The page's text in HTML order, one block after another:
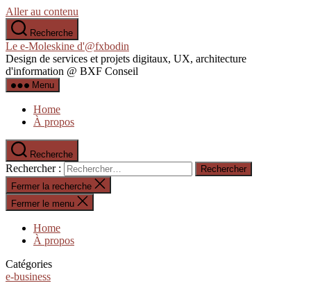
Aller au contenu
Recherche
Le e-Moleskine d'@fxbodin
Design de services et projets digitaux, UX, architecture
d'information @ BXF Conseil
Menu
Home
À propos
Recherche
Rechercher :
Fermer la recherche
Fermer le menu
Home
À propos
Catégories
e-business